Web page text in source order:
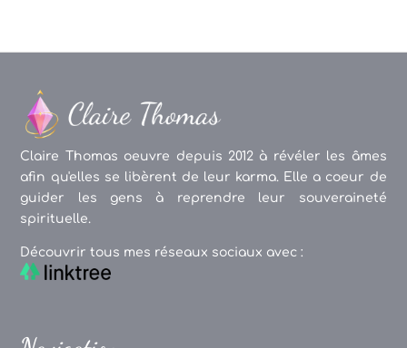
Claire Thomas oeuvre depuis 2012 à révéler les âmes
afin qu'elles se libèrent de leur karma. Elle a coeur de
guider les gens à reprendre leur souveraineté
spirituelle.
Découvrir tous mes réseaux sociaux avec :